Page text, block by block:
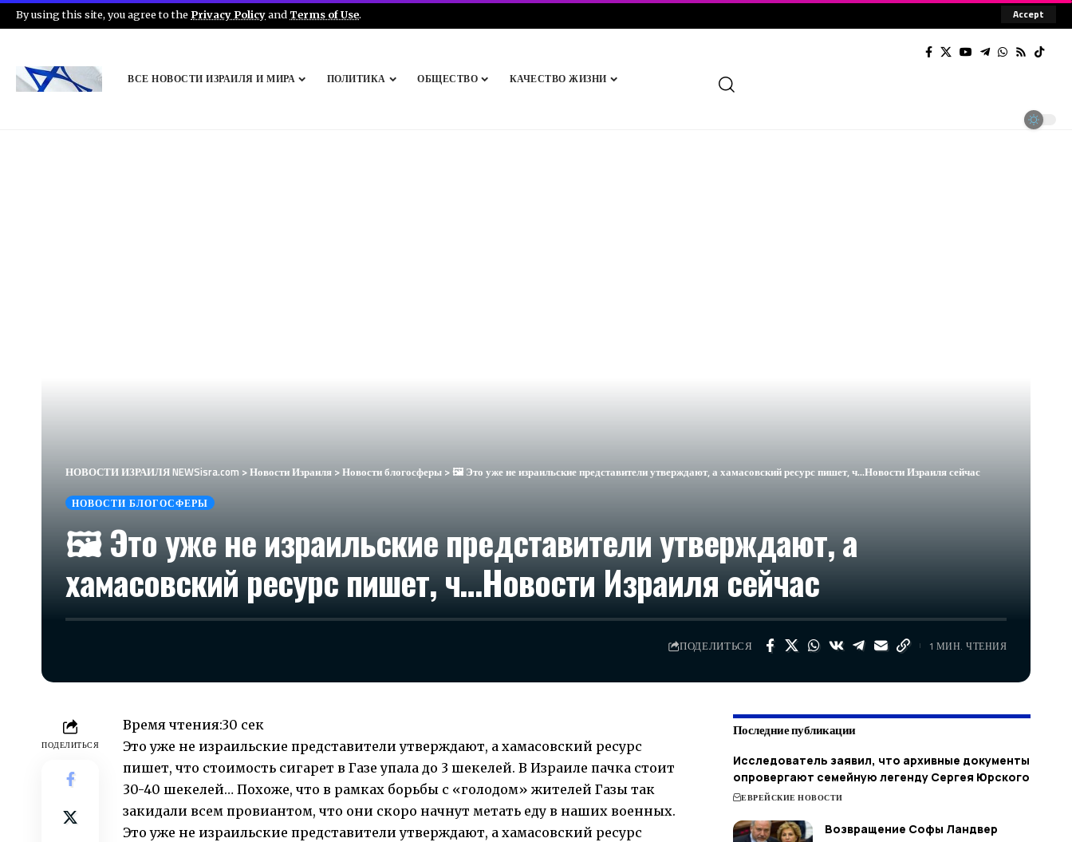
By using this site, you agree to the Privacy Policyand Terms of Use. Accept
ВСЕ НОВОСТИ ИЗРАИЛЯ И МИРА ПОЛИТИКА ОБЩЕСТВО КАЧЕСТВО ЖИЗНИ
НОВОСТИ ИЗРАИЛЯ NEWSisra.com >Новости Израиля >Новости блогосферы >🖼 Это уже не израильские представители утверждают, а хамасовский ресурс пишет, ч…​Новости Израиля сейчас
НОВОСТИ БЛОГОСФЕРЫ
🖼 Это уже не израильские представители утверждают, а
хамасовский ресурс пишет, ч…​Новости Израиля сейчас
ПОДЕЛИТЬСЯ 1 МИН. ЧТЕНИЯ
ПОДЕЛИТЬСЯ
Время чтения:30 сек
Это уже не израильские представители утверждают, а хамасовский ресурс
пишет, что стоимость сигарет в Газе упала до 3 шекелей. В Израиле пачка стоит
30-40 шекелей… Похоже, что в рамках борьбы с «голодом» жителей Газы так
закидали всем провиантом, что они скоро начнут метать еду в наших военных.
Это уже не израильские представители утверждают, а хамасовский ресурс
Последние публикации
Исследователь заявил, что архивные документы
опровергают семейную легенду Сергея Юрского
ЕВРЕЙСКИЕ НОВОСТИ
Возвращение Софы Ландвер